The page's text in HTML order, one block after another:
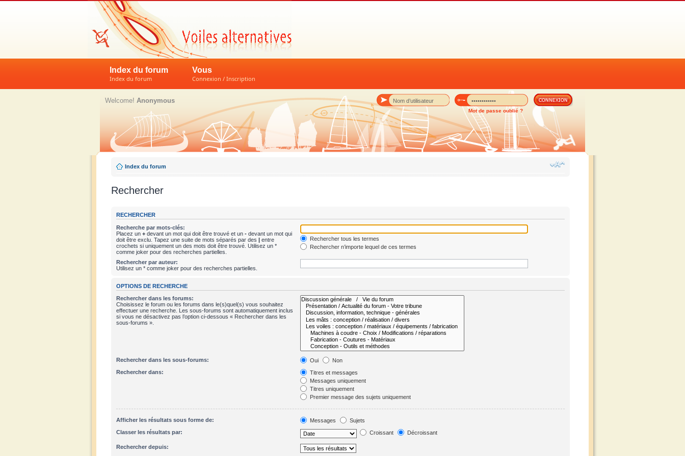
Index du forum
Index du forum
Vous
Connexion / Inscription
Mot de passe oublié ?
Welcome! Anonymous
Index du forum
Rechercher
RECHERCHER
Recherche par mots-clés:
Placez un + devant un mot qui doit être trouvé et un - devant un mot qui
doit être exclu. Tapez une suite de mots séparés par des | entre
crochets si uniquement un des mots doit être trouvé. Utilisez un *
comme joker pour des recherches partielles.
Rechercher tous les termes
Rechercher n’importe lequel de ces termes
Rechercher par auteur:
Utilisez un * comme joker pour des recherches partielles.
OPTIONS DE RECHERCHE
Rechercher dans les forums:
Choisissez le forum ou les forums dans le(s)quel(s) vous souhaitez
effectuer une recherche. Les sous-forums sont automatiquement inclus
si vous ne désactivez pas l’option ci-dessous « Rechercher dans les
sous-forums ».
Rechercher dans les sous-forums: Oui
Non
Rechercher dans:
Titres et messages
Messages uniquement
Titres uniquement
Premier message des sujets uniquement
Afficher les résultats sous forme de: Messages
Sujets
Classer les résultats par:
Croissant Décroissant
Rechercher depuis: